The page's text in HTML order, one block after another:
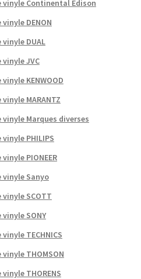
Continental Edison
DENON
DUAL
JVC
KENWOOD
MARANTZ
Marques diverses
PHILIPS
PIONEER
Sanyo
SCOTT
SONY
TECHNICS
THOMSON
THORENS